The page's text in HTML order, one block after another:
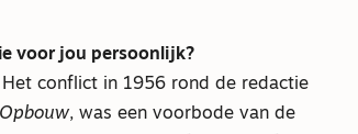
voor jou persoonlijk?
conflict in 1956 rond de redactie
Opbouw, was een voorbode van de